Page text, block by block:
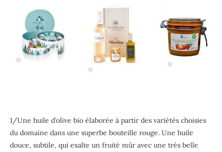
1/Une huile d’olive bio élaborée à partir des variétés choisies
du domaine dans une superbe bouteille rouge. Une huile
douce, subtile, qui exalte un fruité mûr avec une très belle